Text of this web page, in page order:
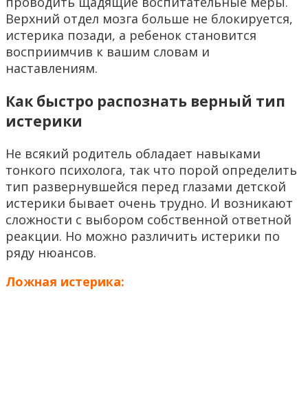
Верхний отдел мозга больше не блокируется,
истерика позади, а ребенок становится
восприимчив к вашим словам и
наставлениям.
Как быстро распознать верный тип
истерики
Не всякий родитель обладает навыками
тонкого психолога, так что порой определить
тип развернувшейся перед глазами детской
истерики бывает очень трудно. И возникают
сложности с выбором собственной ответной
реакции. Но можно различить истерики по
ряду нюансов.
Ложная истерика: